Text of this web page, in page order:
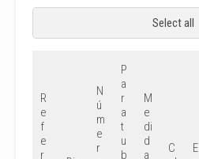
Select all
R
e
f
e
r
N
ú
m
e
r
P
a
r
a
t
u
b
M
e
di
d
a
C
E